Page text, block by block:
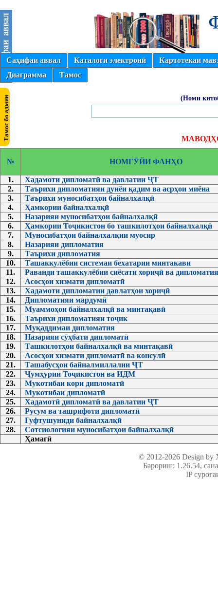
Саҳифаи аввал Каталоги электронӣ
Картотекаи
Диаграмма
Тамос
(Номи
№ НОМГӮЙИ ФАНҲО
1.
Хадамоти дипломатӣ ва давлатии ҶТ
2.
Таърихи дипломатияи дунёи қадим ва асрҳои миёна
3.
Таърихи муносибатҳои байналхалқӣ
4.
Ҳамкории байналхалқӣ
5.
Назарияи муносибатҳои байналхалқӣ
6.
Ҳамкории Тоҷикистон бо ташкилотҳои байналхалқӣ
7.
Муносибатҳои байналхалқии муосир
8.
Назарияи дипломатия
9.
Таърихи дипломатия
10.
Ташаккулёбии системаи бехатарии минтакави
11.
Раванди ташаккулёбии сиёсати хориҷӣ ва дипломатия
12.
Асосҳои хизмати дипломатӣ
13.
Хадамоти дипломатии давлатҳои хориҷӣ
14.
Дипломатияи мардумӣ
15.
Муаммоҳои байналхалқӣ ва минтақавӣ
16.
Таърихи дипломатияи тоҷик
17.
Муқаддимаи дипломатия
18.
Назарияи сӯҳбати дипломатӣ
19.
Ташкилотҳои байналхалқӣ ва минтақавӣ
20.
Асосҳои хизмати дипломатӣ ва консулӣ
21.
Ташабусҳои байналмиллалии ҶТ
22.
Ҷумҳурии Тоҷикистон ва ИДМ
23.
Мукотибаи кори дипломатӣ
24.
Мукотибаи дипломатӣ
25.
Хадамотӣ дипломатӣ ва давлатии ҶТ
26.
Русум ва ташрифоти дипломатӣ
27.
Гуфтушуниди байналхалқӣ
28.
Сотсиологияи муносибатҳои байналхалқӣ
Ҳамагӣ
© 2012-2026 Design
Барориш: 1.26.54,
IP